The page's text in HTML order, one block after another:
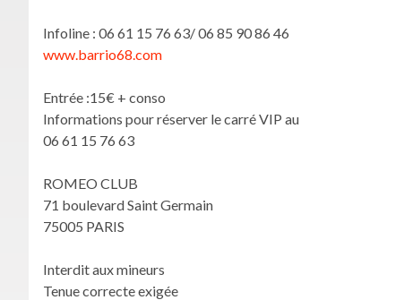
Infoline : 06 61 15 76 63/ 06 85 90 86 46
www.barrio68.com
Entrée :15€ + conso
Informations pour réserver le carré VIP au
06 61 15 76 63
ROMEO CLUB
71 boulevard Saint Germain
75005 PARIS
Interdit aux mineurs
Tenue correcte exigée